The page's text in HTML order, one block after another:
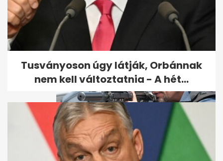
lett egy nő Martfűn – ezt a...
Tusványoson úgy látják, Orbánnak
nem kell változtatnia - A hét...